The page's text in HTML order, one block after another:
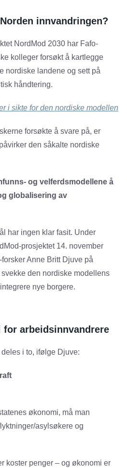
innvandringen?
NordMod 2030 har Fafo-
kolleger forsøkt å kartlegge
nordiske landene og sett på
håndtering.
i sikte for den nordiske modellen
forsøkte å svare på, er
den såkalte nordiske
og velferdsmodellene å
globalisering av
har ingen klar fasit. Under
prosjektet 14. november
Anne Britt Djuve på
den nordiske modellens
nye borgere.
arbeidsinnvandrere
i to, ifølge Djuve:
økonomi, må man
asylsøkere og
koster penger – og økonomi er